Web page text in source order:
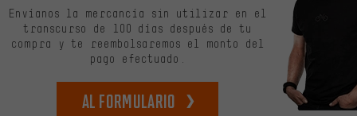
Envíanos la mercancía sin utilizar en el
transcurso de 100 días después de tu
compra y te reembolsaremos el monto del
pago efectuado.
Al formulario